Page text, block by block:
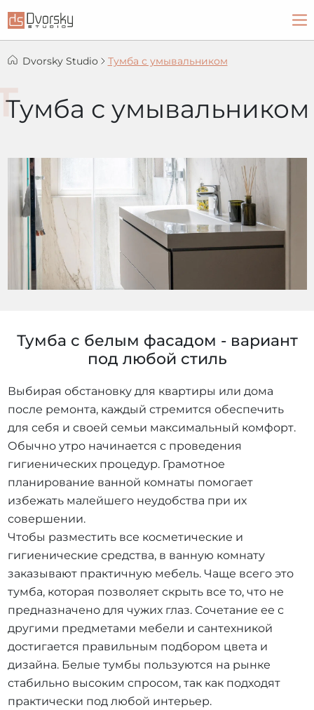
Dvorsky Studio Тумба с умывальником
Тумба с умывальником
Тумба с белым фасадом - вариант
под любой стиль
Выбирая обстановку для квартиры или дома
после ремонта, каждый стремится обеспечить
для себя и своей семьи максимальный комфорт.
Обычно утро начинается с проведения
гигиенических процедур. Грамотное
планирование ванной комнаты помогает
избежать малейшего неудобства при их
совершении.
Чтобы разместить все косметические и
гигиенические средства, в ванную комнату
заказывают практичную мебель. Чаще всего это
тумба, которая позволяет скрыть все то, что не
предназначено для чужих глаз. Сочетание ее с
другими предметами мебели и сантехникой
достигается правильным подбором цвета и
дизайна. Белые тумбы пользуются на рынке
стабильно высоким спросом, так как подходят
практически под любой интерьер.